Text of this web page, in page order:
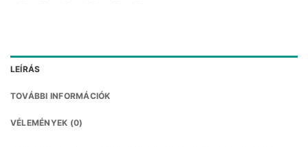
LEÍRÁS
TOVÁBBI INFORMÁCIÓK
VÉLEMÉNYEK (0)